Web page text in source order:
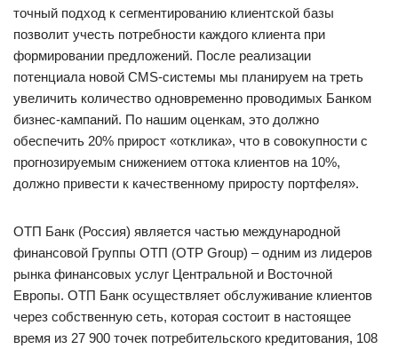
точный подход к сегментированию клиентской базы
позволит учесть потребности каждого клиента при
формировании предложений. После реализации
потенциала новой CMS-системы мы планируем на треть
увеличить количество одновременно проводимых Банком
бизнес-кампаний. По нашим оценкам, это должно
обеспечить 20% прирост «отклика», что в совокупности с
прогнозируемым снижением оттока клиентов на 10%,
должно привести к качественному приросту портфеля».
ОТП Банк (Россия) является частью международной
финансовой Группы ОТП (OTP Group) – одним из лидеров
рынка финансовых услуг Центральной и Восточной
Европы. ОТП Банк осуществляет обслуживание клиентов
через собственную сеть, которая состоит в настоящее
время из 27 900 точек потребительского кредитования, 108